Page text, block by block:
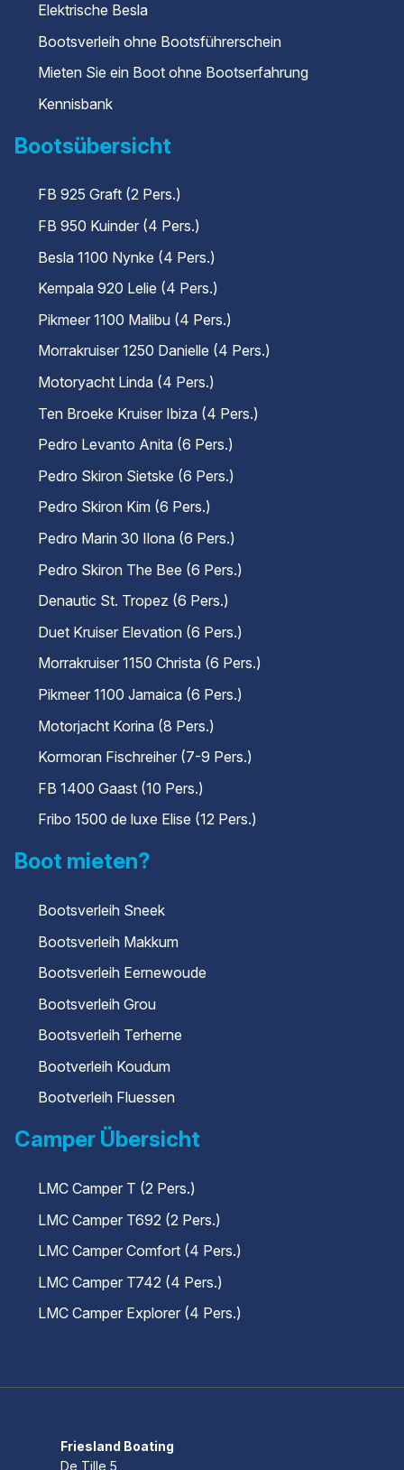
Elektrische Besla
Bootsverleih ohne Bootsführerschein
Mieten Sie ein Boot ohne Bootserfahrung
Kennisbank
Bootsübersicht
FB 925 Graft (2 Pers.)
FB 950 Kuinder (4 Pers.)
Besla 1100 Nynke (4 Pers.)
Kempala 920 Lelie (4 Pers.)
Pikmeer 1100 Malibu (4 Pers.)
Morrakruiser 1250 Danielle (4 Pers.)
Motoryacht Linda (4 Pers.)
Ten Broeke Kruiser Ibiza (4 Pers.)
Pedro Levanto Anita (6 Pers.)
Pedro Skiron Sietske (6 Pers.)
Pedro Skiron Kim (6 Pers.)
Pedro Marin 30 Ilona (6 Pers.)
Pedro Skiron The Bee (6 Pers.)
Denautic St. Tropez (6 Pers.)
Duet Kruiser Elevation (6 Pers.)
Morrakruiser 1150 Christa (6 Pers.)
Pikmeer 1100 Jamaica (6 Pers.)
Motorjacht Korina (8 Pers.)
Kormoran Fischreiher (7-9 Pers.)
FB 1400 Gaast (10 Pers.)
Fribo 1500 de luxe Elise (12 Pers.)
Boot mieten?
Bootsverleih Sneek
Bootsverleih Makkum
Bootsverleih Eernewoude
Bootsverleih Grou
Bootsverleih Terherne
Bootverleih Koudum
Bootverleih Fluessen
Camper Übersicht
LMC Camper T (2 Pers.)
LMC Camper T692 (2 Pers.)
LMC Camper Comfort (4 Pers.)
LMC Camper T742 (4 Pers.)
LMC Camper Explorer (4 Pers.)
Friesland Boating
De Tille 5